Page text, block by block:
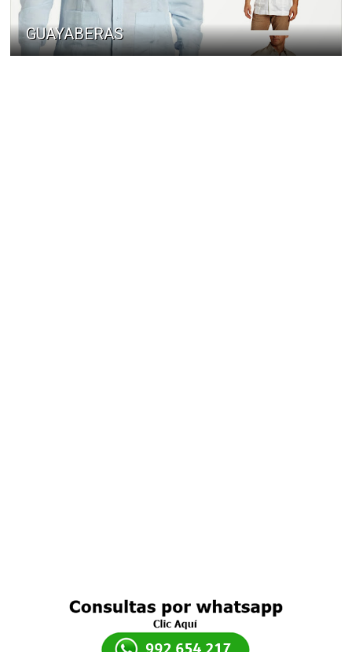
GUAYABERAS